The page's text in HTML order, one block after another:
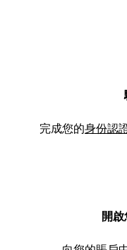
完成您的身份認
開